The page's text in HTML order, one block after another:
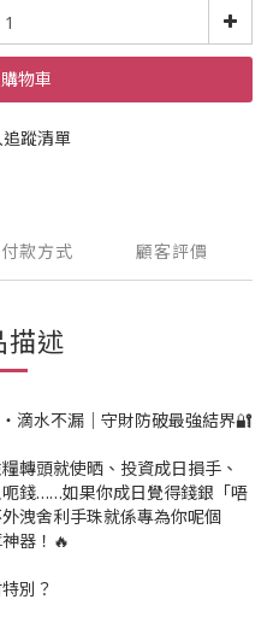
物車
追蹤清單
款方式 顧客評價
描述
滴水不漏｜守財防破最強結界🔐
轉頭就使晒、投資成日損手、
錢……如果你成日覺得錢銀「唔
洩舍利手珠就係專為你呢個
器！🔥
別？